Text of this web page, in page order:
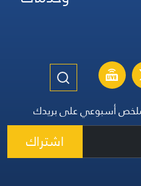
أسبوعي على بريدك
اشتراك